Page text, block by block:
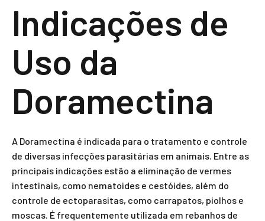
Indicações de
Uso da
Doramectina
A Doramectina é indicada para o tratamento e controle
de diversas infecções parasitárias em animais. Entre as
principais indicações estão a eliminação de vermes
intestinais, como nematoides e cestóides, além do
controle de ectoparasitas, como carrapatos, piolhos e
moscas. É frequentemente utilizada em rebanhos de